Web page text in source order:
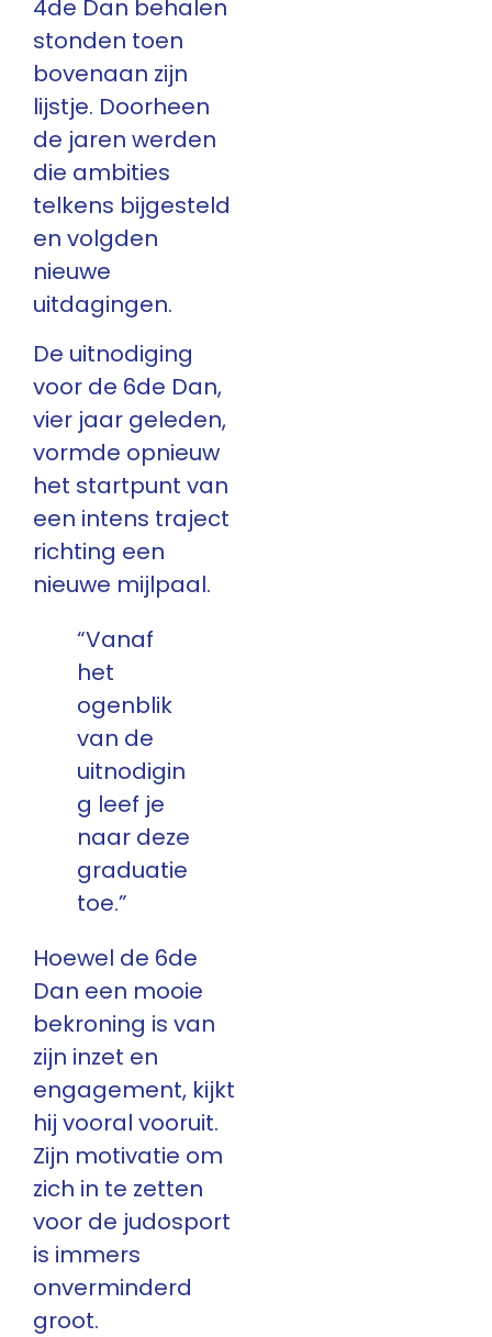
4de Dan behalen
stonden toen
bovenaan zijn
lijstje. Doorheen
de jaren werden
die ambities
telkens bijgesteld
en volgden
nieuwe
uitdagingen.
De uitnodiging
voor de 6de Dan,
vier jaar geleden,
vormde opnieuw
het startpunt van
een intens traject
richting een
nieuwe mijlpaal.
“Vanaf
het
ogenblik
van de
uitnodigin
g leef je
naar deze
graduatie
toe.”
Hoewel de 6de
Dan een mooie
bekroning is van
zijn inzet en
engagement, kijkt
hij vooral vooruit.
Zijn motivatie om
zich in te zetten
voor de judosport
is immers
onverminderd
groot.